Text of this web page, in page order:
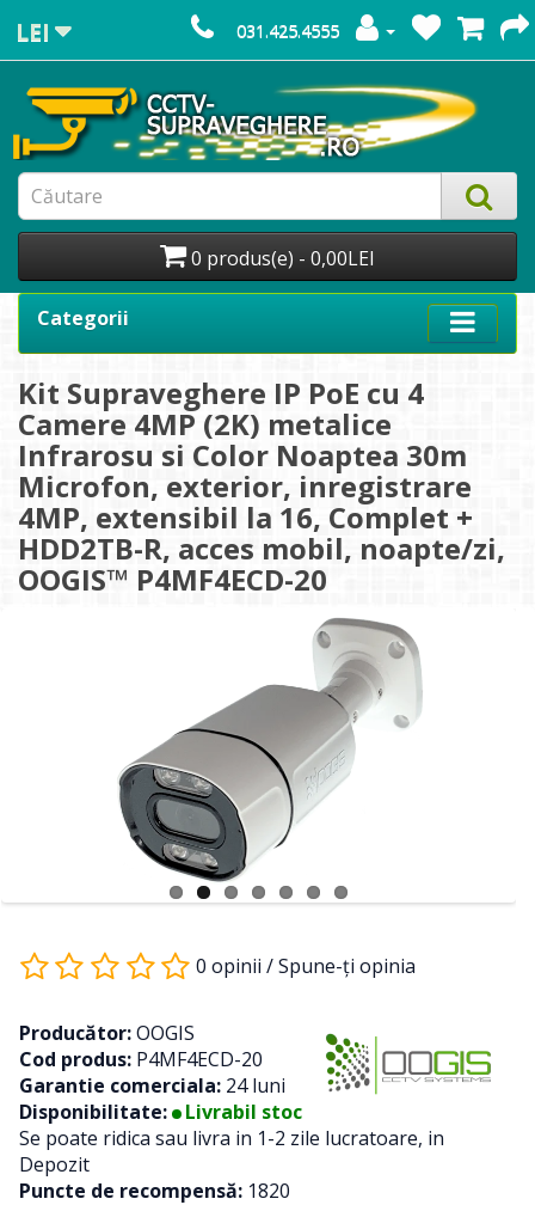
LEI 031.425.4555
0 produs(e) - 0,00LEI
Categorii
Kit Supraveghere IP PoE cu 4
Camere 4MP (2K) metalice
Infrarosu si Color Noaptea 30m
Microfon, exterior, inregistrare
4MP, extensibil la 16, Complet +
HDD2TB-R, acces mobil, noapte/zi,
OOGIS™ P4MF4ECD-20
0 opinii /Spune-ţi opinia
Producător:OOGIS
Cod produs: P4MF4ECD-20
Garantie comerciala: 24 luni
Disponibilitate:
Livrabil stoc
Se poate ridica sau livra in 1-2 zile lucratoare, in
Depozit
Puncte de recompensă: 1820